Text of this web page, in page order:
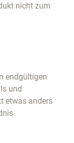
endgültigen
und
etwas anders
nicht zum